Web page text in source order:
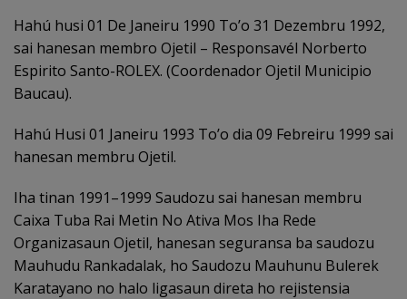
Hahú husi 01 De Janeiru 1990 To’o 31 Dezembru 1992,
sai hanesan membro Ojetil – Responsavél Norberto
Espirito Santo-ROLEX. (Coordenador Ojetil Municipio
Baucau).
Hahú Husi 01 Janeiru 1993 To’o dia 09 Febreiru 1999 sai
hanesan membru Ojetil.
Iha tinan 1991–1999 Saudozu sai hanesan membru
Caixa Tuba Rai Metin No Ativa Mos Iha Rede
Organizasaun Ojetil, hanesan seguransa ba saudozu
Mauhudu Rankadalak, ho Saudozu Mauhunu Bulerek
Karatayano no halo ligasaun direta ho rejistensia